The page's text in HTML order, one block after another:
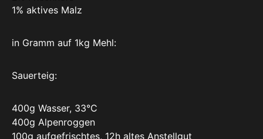
1% aktives Malz
in Gramm auf 1kg Mehl:
Sauerteig:
400g Wasser, 33°C
400g Alpenroggen
100g aufgefrischtes, 12h altes Anstellgut